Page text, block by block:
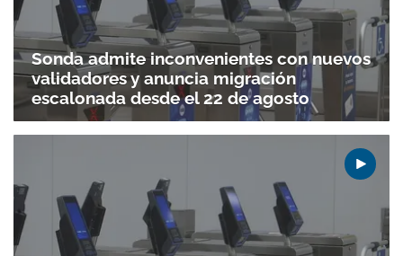
Sonda admite inconvenientes con nuevos
validadores y anuncia migración
escalonada desde el 22 de agosto